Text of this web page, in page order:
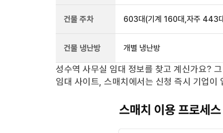
건물 주차 603대 (기계 160대,자주 443
건물 냉난방 개별 냉난방
성수역 사무실 임대 정보를 찾고 계신가요?
임대 사이트, 스매치에서는 신청 즉시 기업